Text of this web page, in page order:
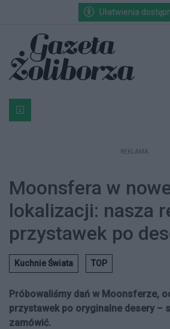
Przejdź do głównych treści
Przejdź do wyszukiwarki
Przejdź do głównego menuUłatwienia
Bardzo ważna informacja dla
REKLAMA
Moonsfera w
lokalizacji: nasza
przystawek po
Kuchnie Świata TOP
Próbowaliśmy dań w Moonsferze,
przystawek po oryginalne desery –
zamówić.